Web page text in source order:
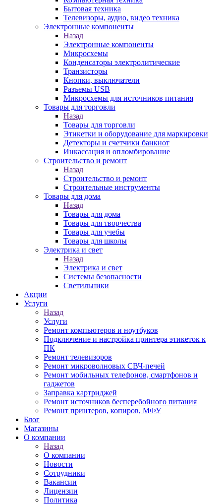
Бытовая техника
Телевизоры, аудио, видео техника
Электронные компоненты
Назад
Электронные компоненты
Микросхемы
Конденсаторы электролитические
Транзисторы
Кнопки, выключатели
Разъемы USB
Микросхемы для источников питания
Товары для торговли
Назад
Товары для торговли
Этикетки и оборудование для маркировки
Детекторы и счетчики банкнот
Инкассация и опломбирование
Строительство и ремонт
Назад
Строительство и ремонт
Строительные инструменты
Товары для дома
Назад
Товары для дома
Товары для творчества
Товары для учебы
Товары для школы
Электрика и свет
Назад
Электрика и свет
Системы безопасности
Светильники
Акции
Услуги
Назад
Услуги
Ремонт компьютеров и ноутбуков
Подключение и настройка принтера этикеток к
ПК
Ремонт телевизоров
Ремонт микроволновых СВЧ-печей
Ремонт мобильных телефонов, смартфонов и
гаджетов
Заправка картриджей
Ремонт источников бесперебойного питания
Ремонт принтеров, копиров, МФУ
Блог
Магазины
О компании
Назад
О компании
Новости
Сотрудники
Вакансии
Лицензии
Политика